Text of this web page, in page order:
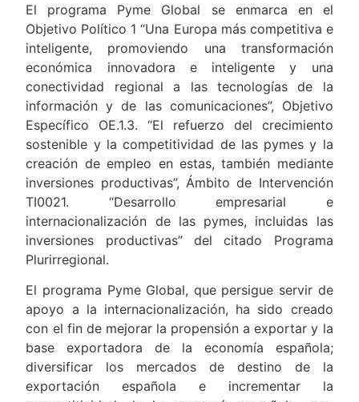
El programa Pyme Global se enmarca en el
Objetivo Político 1 “Una Europa más competitiva e
inteligente, promoviendo una transformación
económica innovadora e inteligente y una
conectividad regional a las tecnologías de la
información y de las comunicaciones”, Objetivo
Específico OE.1.3. “El refuerzo del crecimiento
sostenible y la competitividad de las pymes y la
creación de empleo en estas, también mediante
inversiones productivas”, Ámbito de Intervención
TI0021. “Desarrollo empresarial e
internacionalización de las pymes, incluidas las
inversiones productivas” del citado Programa
Plurirregional.
El programa Pyme Global, que persigue servir de
apoyo a la internacionalización, ha sido creado
con el fin de mejorar la propensión a exportar y la
base exportadora de la economía española;
diversificar los mercados de destino de la
exportación española e incrementar la